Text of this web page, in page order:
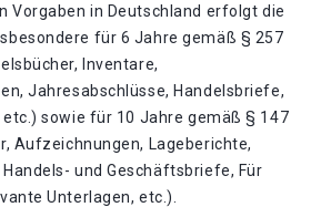
Vorgaben in Deutschland erfolgt die
für 6 Jahre gemäß § 257
Inventare,
Jahresabschlüsse, Handelsbriefe,
etc.) sowie für 10 Jahre gemäß § 147
Aufzeichnungen, Lageberichte,
und Geschäftsbriefe, Für
Unterlagen, etc.).